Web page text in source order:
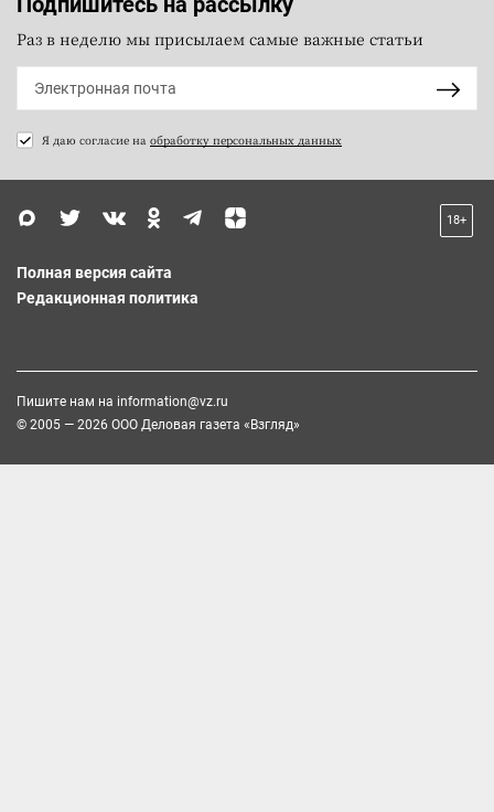
Раз в неделю мы присылаем самые важные статьи
Я даю согласие на обработку персональных данных
18+
Полная версия сайта
Редакционная политика
Пишите нам на information@vz.ru
© 2005 — 2026 ООО Деловая газета «Взгляд»